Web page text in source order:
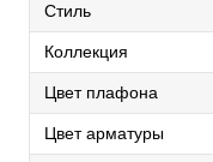
Стиль
Коллекция
Цвет плафона
Цвет арматуры